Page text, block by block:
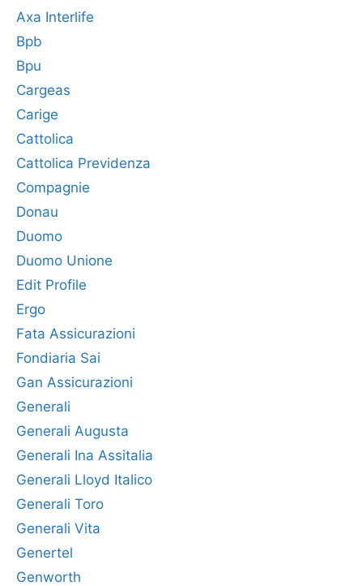
Axa Interlife
Bpb
Bpu
Cargeas
Carige
Cattolica
Cattolica Previdenza
Compagnie
Donau
Duomo
Duomo Unione
Edit Profile
Ergo
Fata Assicurazioni
Fondiaria Sai
Gan Assicurazioni
Generali
Generali Augusta
Generali Ina Assitalia
Generali Lloyd Italico
Generali Toro
Generali Vita
Genertel
Genworth